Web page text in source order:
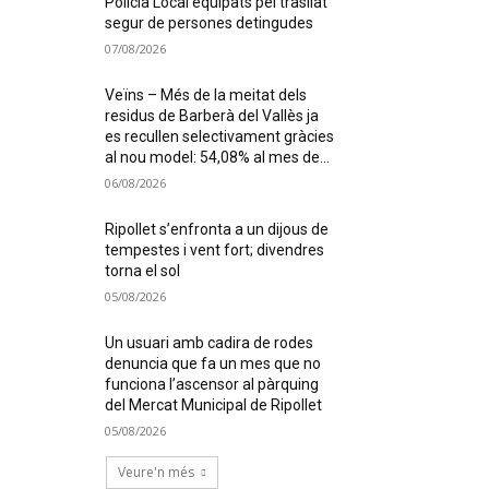
segur de persones detingudes
07/08/2026
Veïns – Més de la meitat dels
residus de Barberà del Vallès ja
es recullen selectivament gràcies
al nou model: 54,08% al mes de...
06/08/2026
Ripollet s’enfronta a un dijous de
tempestes i vent fort; divendres
torna el sol
05/08/2026
Un usuari amb cadira de rodes
denuncia que fa un mes que no
funciona l’ascensor al pàrquing
del Mercat Municipal de Ripollet
05/08/2026
Veure'n més